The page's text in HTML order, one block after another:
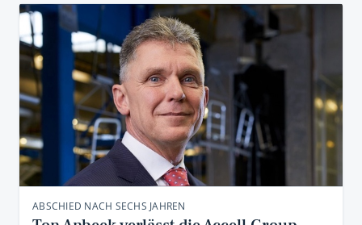
ABSCHIED NACH SECHS JAHREN